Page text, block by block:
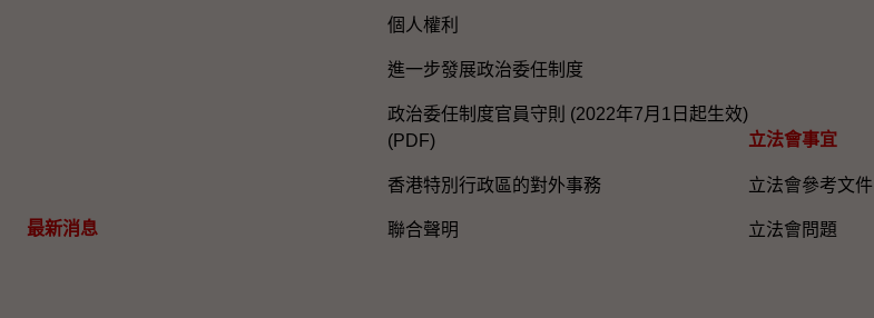
最新消息
個人權利
進一步發展政治委任制度
政治委任制度官員守則 (2022年7月1日起生效)
(PDF)
香港特別行政區的對外事務
聯合聲明
立法會事宜
立法會參考文件
立法會問題